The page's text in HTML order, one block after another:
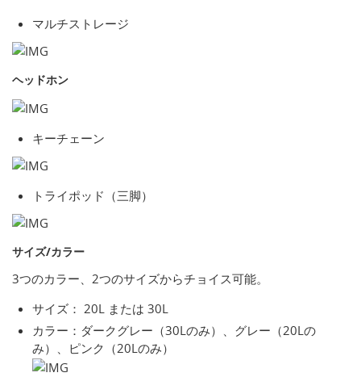
マルチストレージ
ヘッドホン
キーチェーン
トライポッド（三脚）
サイズ/カラー
3つのカラー、2つのサイズからチョイス可能。
サイズ： 20L または 30L
カラー：ダークグレー（30Lのみ）、グレー（20Lの
み）、ピンク（20Lのみ）